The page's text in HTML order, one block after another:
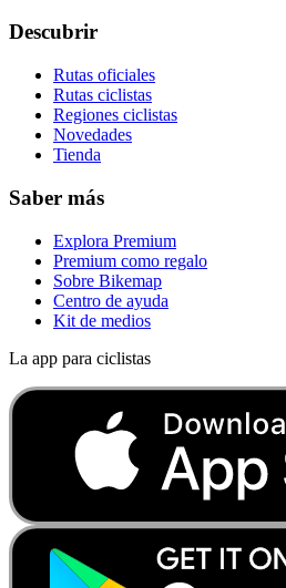
Descubrir
Rutas oficiales
Rutas ciclistas
Regiones ciclistas
Novedades
Tienda
Saber más
Explora Premium
Premium como regalo
Sobre Bikemap
Centro de ayuda
Kit de medios
La app para ciclistas